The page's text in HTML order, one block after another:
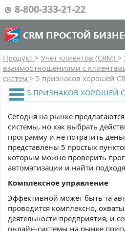
8-800-333-21-22
CRM ПРОСТОЙ
Продукт > Учет клиентов (CRM) >
взаимоотношениями с
систем > 5 признаков хорошей
5 ПРИЗНАКОВ ХОРОШЕЙ
Сегодня на рынке
системы, но как выбрать
программу и не потратить
представлены 5 простых
которым можно проверить
автоматизации и найти
Комплексное управление
Эффективной может быть та
проводится комплексно,
деятельности предприятия, и
онлайн-системы на рынке